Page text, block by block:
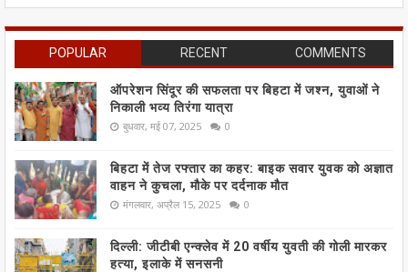
POPULAR RECENT COMMENTS
ऑपरेशन सिंदूर की सफलता पर बिहटा में जश्न, युवाओं ने
निकाली भव्य तिरंगा यात्रा
बुधवार, मई 07, 2025 0
बिहटा में तेज रफ्तार का कहर: बाइक सवार युवक को अज्ञात
वाहन ने कुचला, मौके पर दर्दनाक मौत
मंगलवार, अप्रैल 15, 2025 0
दिल्ली: जीटीबी एन्क्लेव में 20 वर्षीय युवती की गोली मारकर
हत्या, इलाके में सनसनी